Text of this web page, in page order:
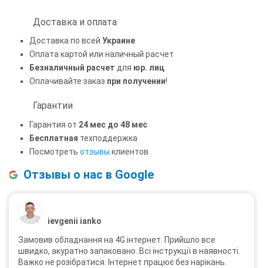
Доставка и оплата
Доставка по всей Украине
Оплата картой или наличный расчет
Безналичный расчет для юр. лиц
Оплачивайте заказ при получении!
Гарантии
Гарантия от 24 мес до 48 мес
Бесплатная техподдержка
Посмотреть отзывы клиентов
Отзывы о нас в Google
ievgenii ianko
Замовив обладнання на 4G інтернет. Прийшло все
швидко, акуратно запаковано. Всі інструкції в наявності.
Важко не розібратися. Інтернет працює без нарікань.